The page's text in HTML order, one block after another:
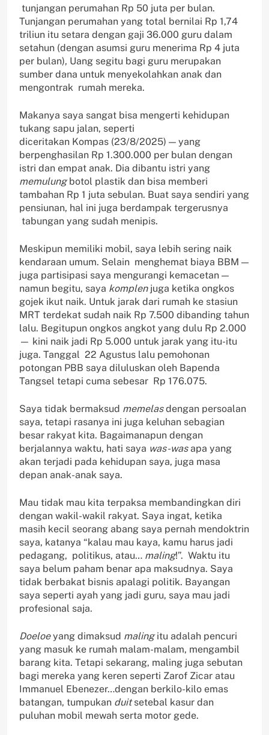
tunjangan perumahan Rp 50 juta per bulan.
Tunjangan perumahan yang total bernilai Rp 1,74
triliun itu setara dengan gaji 36.000 guru dalam
setahun (dengan asumsi guru menerima Rp 4 juta
per bulan), Uang segitu bagi guru merupakan
sumber dana untuk menyekolahkan anak dan
mengontrak rumah mereka.
Makanya saya sangat bisa mengerti kehidupan
tukang sapu jalan, seperti
diceritakan Kompas (23/8/2025) — yang
berpenghasilan Rp 1.300.000 per bulan dengan
istri dan empat anak. Dia dibantu istri yang
memulungbotol plastik dan bisa memberi
tambahan Rp 1 juta sebulan. Buat saya sendiri yang
pensiunan, hal ini juga berdampak tergerusnya
tabungan yang sudah menipis.
Meskipun memiliki mobil, saya lebih sering naik
kendaraan umum. Selain menghemat biaya BBM —
juga partisipasi saya mengurangi kemacetan —
namun begitu, saya komplenjuga ketika ongkos
gojek ikut naik. Untuk jarak dari rumah ke stasiun
MRT terdekat sudah naik Rp 7.500 dibanding tahun
lalu. Begitupun ongkos angkot yang dulu Rp 2.000
— kini naik jadi Rp 5.000 untuk jarak yang itu-itu
juga. Tanggal 22 Agustus lalu pemohonan
potongan PBB saya diluluskan oleh Bapenda
Tangsel tetapi cuma sebesar Rp 176.075.
Saya tidak bermaksud memelasdengan persoalan
saya, tetapi rasanya ini juga keluhan sebagian
besar rakyat kita. Bagaimanapun dengan
berjalannya waktu, hati saya was-wasapa yang
akan terjadi pada kehidupan saya, juga masa
depan anak-anak saya.
Mau tidak mau kita terpaksa membandingkan diri
dengan wakil-wakil rakyat. Saya ingat, ketika
masih kecil seorang abang saya pernah mendoktrin
saya, katanya “kalau mau kaya, kamu harus jadi
pedagang, politikus, atau… maling!”. Waktu itu
saya belum paham benar apa maksudnya. Saya
tidak berbakat bisnis apalagi politik. Bayangan
saya seperti ayah yang jadi guru, saya mau jadi
profesional saja.
Doeloeyang dimaksud malingitu adalah pencuri
yang masuk ke rumah malam-malam, mengambil
barang kita. Tetapi sekarang, maling juga sebutan
bagi mereka yang keren seperti Zarof Zicar atau
Immanuel Ebenezer…dengan berkilo-kilo emas
batangan, tumpukan duitsetebal kasur dan
puluhan mobil mewah serta motor gede.